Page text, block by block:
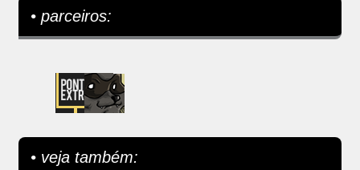
• parceiros:
• veja também: